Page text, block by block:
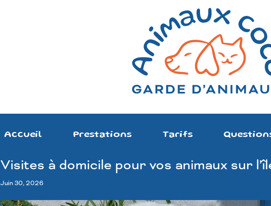
Accueil Prestations Tarifs
Visites à domicile pour vos animaux sur
Juin 30, 2026